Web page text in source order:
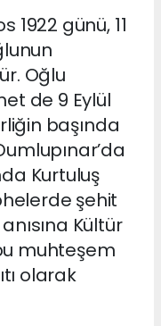
1922 günü, 11
Oğlu
de 9 Eylül
başında
Kurtuluş
şehit
Kültür
muhteşem
olarak